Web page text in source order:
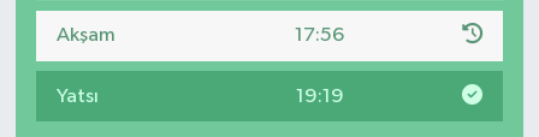
Akşam 17:56
Yatsı 19:19